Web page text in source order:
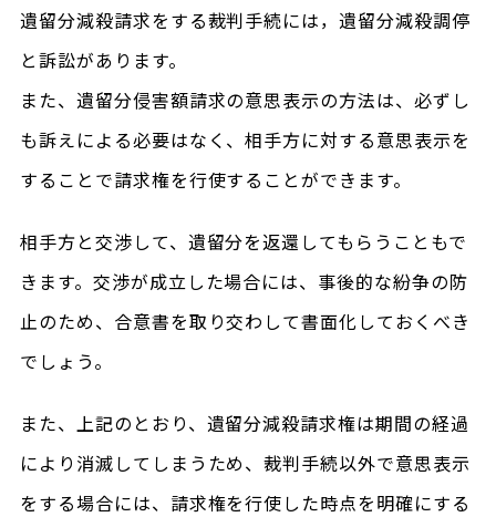
遺留分減殺請求をする裁判手続には，遺留分減殺調停
と訴訟があります。
また、遺留分侵害額請求の意思表示の方法は、必ずし
も訴えによる必要はなく、相手方に対する意思表示を
することで請求権を行使することができます。
相手方と交渉して、遺留分を返還してもらうこともで
きます。交渉が成立した場合には、事後的な紛争の防
止のため、合意書を取り交わして書面化しておくべき
でしょう。
また、上記のとおり、遺留分減殺請求権は期間の経過
により消滅してしまうため、裁判手続以外で意思表示
をする場合には、請求権を行使した時点を明確にする